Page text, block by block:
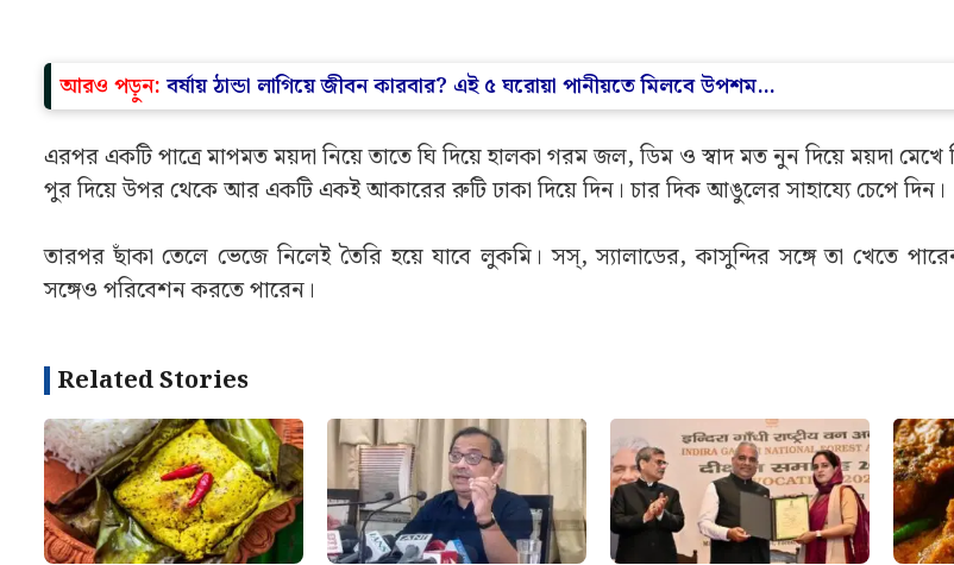
আরও পড়ুন:বর্ষায় ঠান্ডা লাগিয়ে জীবন কারবার? এই ৫ ঘরোয়া পানীয়তে মিলবে উপশম…
এরপর একটি পাত্রে মাপমত ময়দা নিয়ে তাতে ঘি দিয়ে হালকা গরম জল, ডিম ও স্বাদ মত নুন দিয়ে ময়দা
পুর দিয়ে উপর থেকে আর একটি একই আকারের রুটি ঢাকা দিয়ে দিন। চার দিক আঙুলের সাহায্যে চেপে দিন।
তারপর ছাঁকা তেলে ভেজে নিলেই তৈরি হয়ে যাবে লুকমি। সস্, স্যালাডের, কাসুন্দির সঙ্গে তা খেতে
সঙ্গেও পরিবেশন করতে পারেন।
Related Stories